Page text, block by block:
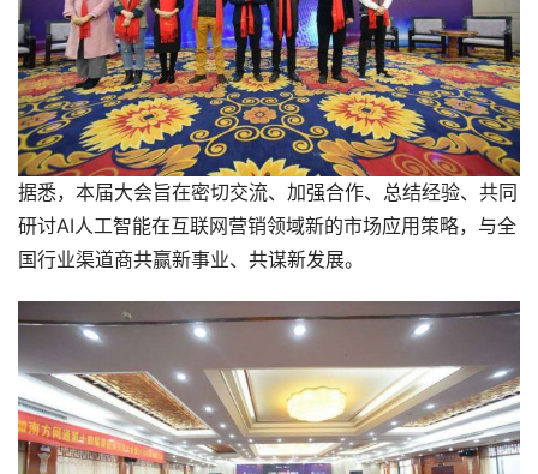
据悉，本届大会旨在密切交流、加强合作、总结经验、共同
研讨AI人工智能在互联网营销领域新的市场应用策略，与全
国行业渠道商共赢新事业、共谋新发展。